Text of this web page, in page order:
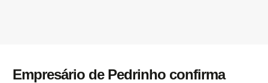
Empresário de Pedrinho confirma